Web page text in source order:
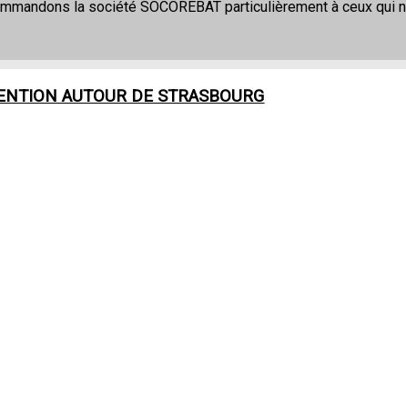
la société SOCOREBAT particulièrement à ceux qui
AUTOUR DE STRASBOURG